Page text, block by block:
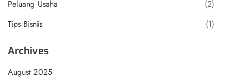
Peluang Usaha
(2)
Tips Bisnis
(1)
Archives
August 2025